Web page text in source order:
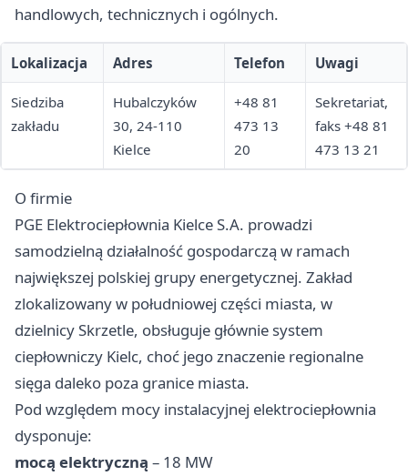
handlowych, technicznych i ogólnych.
Lokalizacja Adres Telefon Uwagi
Siedziba
zakładu
Hubalczyków
30, 24-110
Kielce
+48 81
473 13
20
Sekretariat,
faks +48 81
473 13 21
O firmie
PGE Elektrociepłownia Kielce S.A. prowadzi
samodzielną działalność gospodarczą w ramach
największej polskiej grupy energetycznej. Zakład
zlokalizowany w południowej części miasta, w
dzielnicy Skrzetle, obsługuje głównie system
ciepłowniczy Kielc, choć jego znaczenie regionalne
sięga daleko poza granice miasta.
Pod względem mocy instalacyjnej elektrociepłownia
dysponuje:
mocą elektryczną – 18 MW